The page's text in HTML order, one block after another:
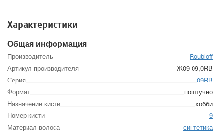
Характеристики
Общая информация
Производитель
Roubloff
Артикул производителя
Ж09-09,0RB
Серия
09RB
Формат
поштучно
Назначение кисти
хобби
Номер кисти
9
Материал волоса
синтетика